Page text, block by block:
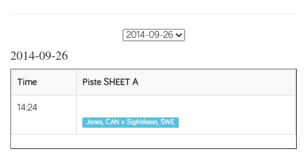
2014-09-26
Time Piste SHEET A
14:24
Jones, CAN v Sigfridsson, SWE